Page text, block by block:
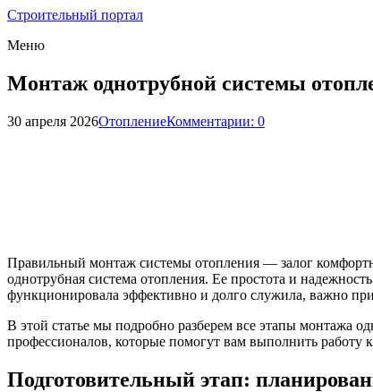
Строительный портал
Меню
Монтаж однотрубной системы
30 апреля 2026ОтоплениеКомментарии: 0
Правильный монтаж системы отопления — залог
однотрубная система отопления. Ее простота и
функционировала эффективно и долго служила, важно
В этой статье мы подробно разберем все этапы монтажа
профессионалов, которые помогут вам выполнить работу
Подготовительный этап: